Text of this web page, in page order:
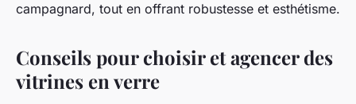
campagnard, tout en offrant robustesse et esthétisme.
Conseils pour choisir et agencer des
vitrines en verre